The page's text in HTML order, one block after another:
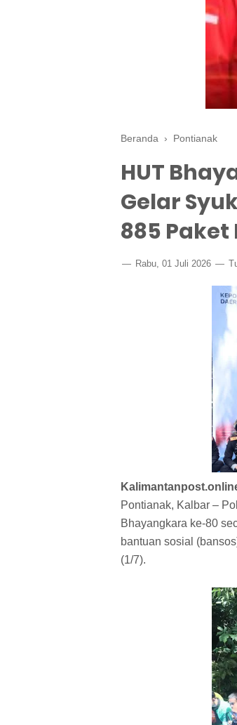
Beranda › Pontianak
HUT
Gelar
885 Paket
Rabu, 01 Juli 2026
Pontianak, Kalbar –
Bhayangkara ke-80
bantuan sosial
(1/7).